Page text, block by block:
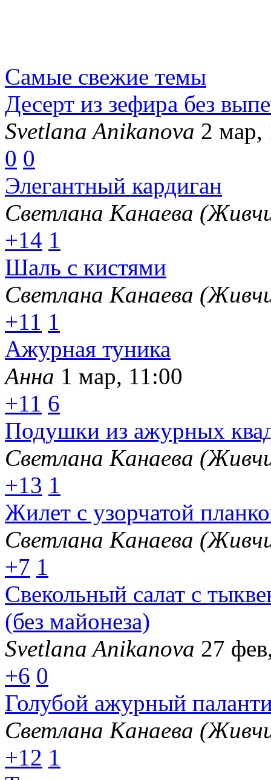
Самые свежие темы
Десерт из зефира без
Svetlana Anikanova 2 мар,
0 0
Элегантный кардиган
Светлана Канаева
+14 1
Шаль с кистями
Светлана Канаева
+11 1
Ажурная туника
Анна 1 мар, 11:00
+11 6
Подушки из ажурных
Светлана Канаева
+13 1
Жилет с узорчатой
Светлана Канаева
+7 1
Свекольный салат с
(без майонеза)
Svetlana Anikanova 27
+6 0
Голубой ажурный
Светлана Канаева
+12 1